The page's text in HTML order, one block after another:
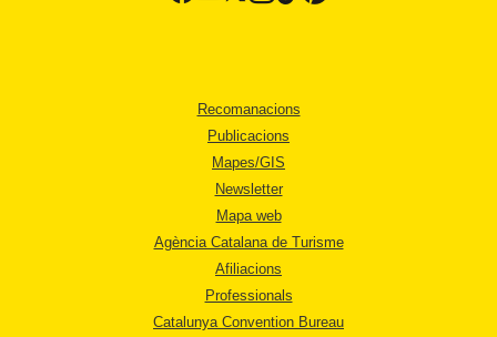
Recomanacions
Publicacions
Mapes/GIS
Newsletter
Mapa web
Agència Catalana de Turisme
Afiliacions
Professionals
Catalunya Convention Bureau